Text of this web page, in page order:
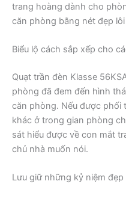
trang hoàng dành cho
căn phòng bằng nét đẹp
Biểu lộ cách sắp xếp cho
Quạt trần đèn Klasse
phòng đã đem đến hình
căn phòng. Nếu được phối
khác ở trong gian phòng
sát hiểu được về con mắt
chủ nhà muốn nói.
Lưu giữ những kỷ niệm